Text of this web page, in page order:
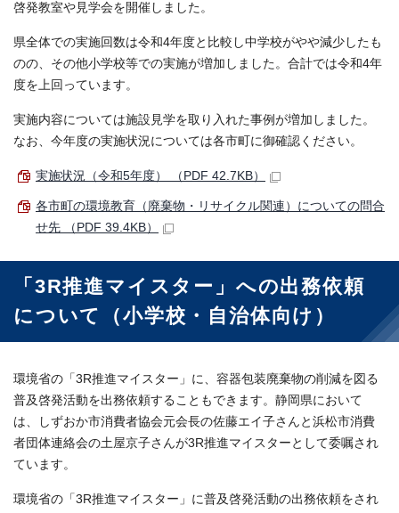
啓発教室や見学会を開催しました。
県全体での実施回数は令和4年度と比較し中学校がやや減少したも
のの、その他小学校等での実施が増加しました。合計では令和4年
度を上回っています。
実施内容については施設見学を取り入れた事例が増加しました。
なお、今年度の実施状況については各市町に御確認ください。
実施状況（令和5年度） （PDF 42.7KB）
各市町の環境教育（廃棄物・リサイクル関連）についての問合
せ先 （PDF 39.4KB）
「3R推進マイスター」への出務依頼
について（小学校・自治体向け）
環境省の「3R推進マイスター」に、容器包装廃棄物の削減を図る
普及啓発活動を出務依頼することもできます。静岡県において
は、しずおか市消費者協会元会長の佐藤エイ子さんと浜松市消費
者団体連絡会の土屋京子さんが3R推進マイスターとして委嘱され
ています。
環境省の「3R推進マイスター」に普及啓発活動の出務依頼をされ